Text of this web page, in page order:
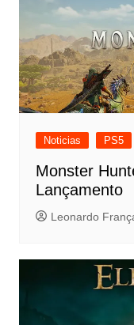
Noticias PS5
Monster
Lançamento
Leonardo